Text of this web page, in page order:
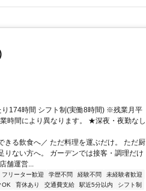
174時間 シフト制(実働8時間) ※残業月平
時間により異なります。 ★深夜・夜勤なし
きる飲食へ／ ただ料理を運ぶだけ。 ただ厨
りない方へ。 ガーデンでは接客・調理だけ
舗運営...
フリーター歓迎 学歴不問 経験不問
未経験者歓迎
OK 育休あり 交通費支給 駅近5分以内
シフト制